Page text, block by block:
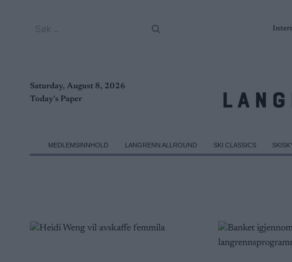
Saturday, August 8, 2026
Today's Paper
MEDLEMSINNHOLD LANGRENN ALLROUND SKI CLASSICS